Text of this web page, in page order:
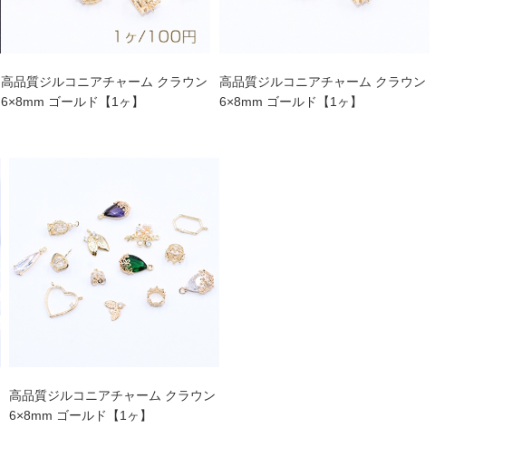
高品質ジルコニアチャーム クラウン
6×8mm ゴールド【1ヶ】
高品質ジルコニアチャーム クラウン
6×8mm ゴールド【1ヶ】
高品質ジルコニアチャーム クラウン
6×8mm ゴールド【1ヶ】